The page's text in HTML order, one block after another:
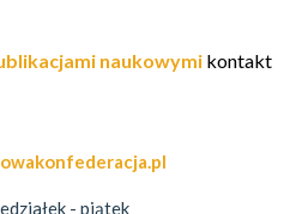
naukowymi kontakt
- piątek